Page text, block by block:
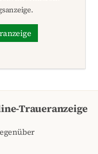
Traueranzeige